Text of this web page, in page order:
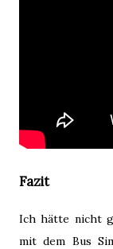
Fazit
Ich hätte nicht
mit dem Bus